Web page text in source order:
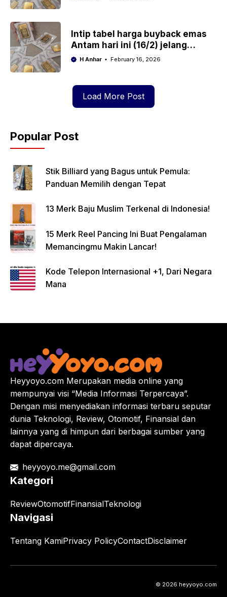
Intip tabel harga buyback emas
Antam hari ini (16/2) jelang
malam Imlek 2026
H Anhar February 16, 2026
Load More Post
Popular Post
Stik Billiard yang Bagus untuk Pemula:
Panduan Memilih dengan Tepat
13 Merk Baju Muslim Terkenal di Indonesia!
15 Merk Reel Pancing Ini Buat Pengalaman
Memancingmu Makin Lancar!
Kode Telepon Internasional +1, Dari Negara
Mana
Heyyoyo.com Merupakan media online yang
mempunyai visi “Media Informasi Terpercaya”.
Dengan misi menyediakan informasi terbaru seputar
dunia Teknologi, Review, Otomotif, Finansial dan
lainnya yang di himpun dari berbagai sumber yang
dapat dipercaya.
heyyoyo.me@gmail.com
Kategori
ReviewOtomotifFinansialTeknologi
Navigasi
Tentang KamiPrivacy PolicyContactDisclaimer
© 2026 heyyoyo.com